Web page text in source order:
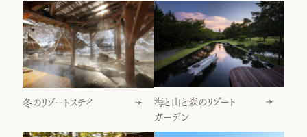
冬のリゾートステイ
海と山と森のリゾート
ガーデン